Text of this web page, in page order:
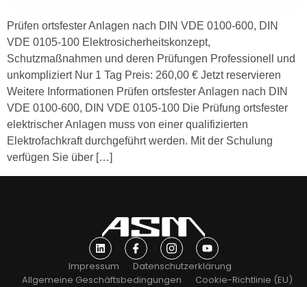
Prüfen ortsfester Anlagen nach DIN VDE 0100-600, DIN
VDE 0105-100 Elektrosicherheitskonzept,
Schutzmaßnahmen und deren Prüfungen Professionell und
unkompliziert Nur 1 Tag Preis: 260,00 € Jetzt reservieren
Weitere Informationen Prüfen ortsfester Anlagen nach DIN
VDE 0100-600, DIN VDE 0105-100 Die Prüfung ortsfester
elektrischer Anlagen muss von einer qualifizierten
Elektrofachkraft durchgeführt werden. Mit der Schulung
verfügen Sie über […]
Impressum
Datenschutzerklärung
Allgemeine Geschäftsbedingungen
Cookie-Richtlinie (EU)